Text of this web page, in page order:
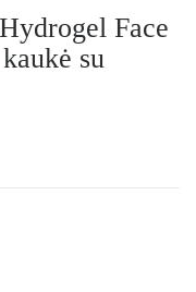
Face
su